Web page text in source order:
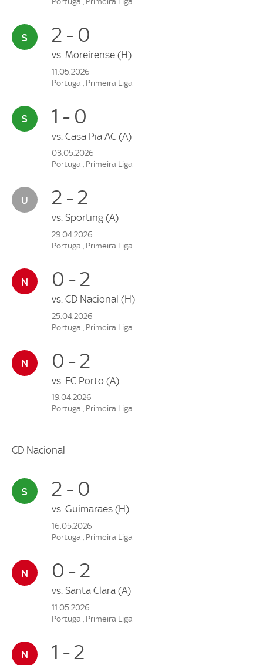
2 - 0
vs. Moreirense (H)
11.05.2026
Portugal, Primeira Liga
1 - 0
vs. Casa Pia AC (A)
03.05.2026
Portugal, Primeira Liga
2 - 2
vs. Sporting (A)
29.04.2026
Portugal, Primeira Liga
0 - 2
vs. CD Nacional (H)
25.04.2026
Portugal, Primeira Liga
0 - 2
vs. FC Porto (A)
19.04.2026
Portugal, Primeira Liga
CD Nacional
2 - 0
vs. Guimaraes (H)
16.05.2026
Portugal, Primeira Liga
0 - 2
vs. Santa Clara (A)
11.05.2026
Portugal, Primeira Liga
1 - 2